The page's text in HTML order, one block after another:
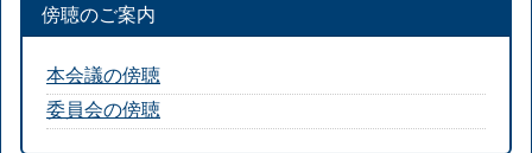
傍聴のご案内
本会議の傍聴
委員会の傍聴